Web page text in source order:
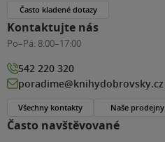
Často navštěvované
Často kladené dotazy
Kontaktujte nás
Po–Pá: 8:00–17:00
542 220 320
poradime@knihydobrovsky.cz
Všechny kontakty Naše prodejny